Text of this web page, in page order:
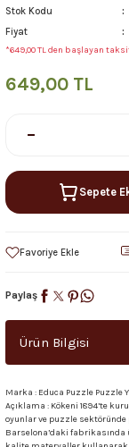
Stok Kodu
Fiyat
*649,00 TL den başlayan
649,00 TL
Sepete
Paylaş
Ürün Bilgisi
Marka : Educa Puzzle Puzzle
Açıklama : Kökeni 1894’te
oyunlar ve puzzle
Barselona’daki